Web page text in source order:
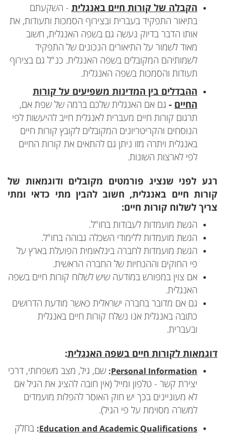
הקבלה של קורות חיים באנגלית - השקעתם
בתיאור התפקיד בעברית ובצירוף הסמכות ותעודות, את
אותו הדבר בדיוק נעשה גם בשפה האנגלית, חשוב
מאוד לשמור על התיאורים הנכונים של התפקיד
לשמותיהם המקובלים בשפה האנגלית. כנ"ל גם בצירוף
תעודות והסמכות בשפה האנגלית.
ההבדלים בין המדינות משפיעים על קורות
החיים - גם אם האנגלית שלכם ברמה של שפת אם,
תרגום קורות חיים מעברית לאנגלית חייב להיעשות לפי
הנוסחים והקריטריונים המקובלים לקובץ קורות חיים
באנגלית ויתרה מזו ניתן גם להתאים את קורות החיים
לפי לארצות השונות.
רגע לפני שנציג פורמטים מקובלים ודוגמאות של
קורות חיים באנגלית, חשוב להבין מתי כדאי ומתי
צריך לשלוח קורות חיים:
הגשת מועמדות לעבודות בחו"ל.
הגשת מועמדות ללימודי השכלה גבוהה בחו"ל.
הגשת מועמדות לחברה בינלאומית הפועלת בארץ על
פי החוקים וההנחיות של החברה הראשית.
אם צוין במפורש במודעה שיש לשלוח קורות חיים בשפה
האנגלית.
גם אם מדובר בחברה ישראלית כאשר מודעת הדרושים
כתובה באנגלית אנו נשלח קורות חיים באנגלית
ובעברית.
דוגמאות לקורות חיים בשפה האנגלית:
Personal Information
: שם, גיל, מצב משפחתי, דרכי
יצירת קשר - טלפון ומייל (אין חובה להציג את הגיל אם
לא מעוניינים בכך יש חוק האוסר להפלות מועמדים
למשרה מסוימת על פי הגיל).
Education and Academic Qualifications
: בחלק